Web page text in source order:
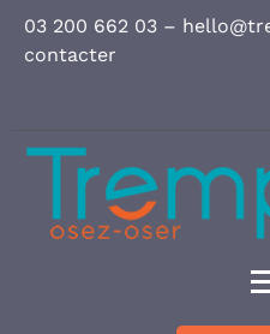
03 200 662 03 –
contacter
Panneau de gestion des